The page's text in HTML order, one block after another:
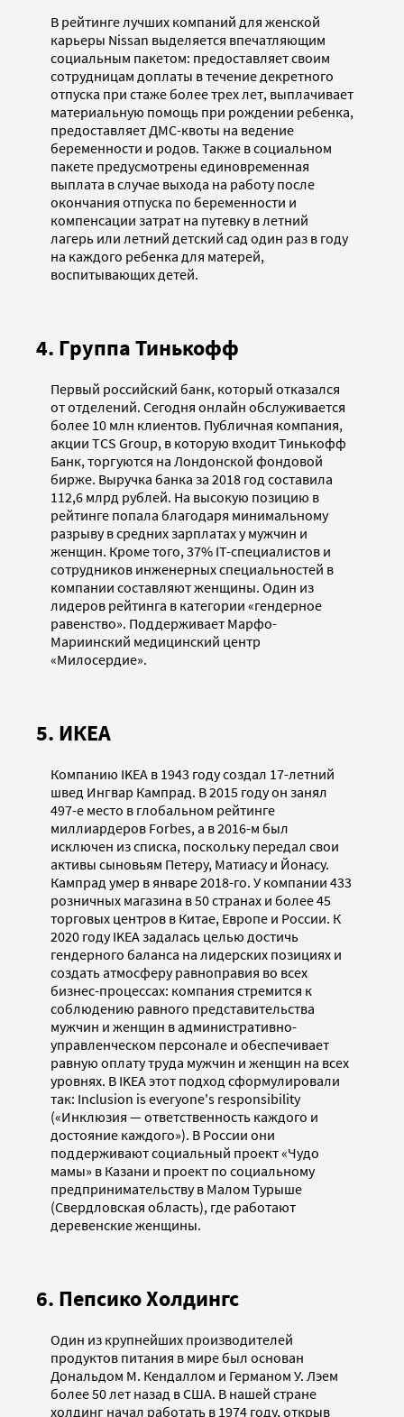
В рейтинге лучших компаний для женской
карьеры Nissan выделяется впечатляющим
социальным пакетом: предоставляет своим
сотрудницам доплаты в течение декретного
отпуска при стаже более трех лет, выплачивает
материальную помощь при рождении ребенка,
предоставляет ДМС-квоты на ведение
беременности и родов. Также в социальном
пакете предусмотрены единовременная
выплата в случае выхода на работу после
окончания отпуска по беременности и
компенсации затрат на путевку в летний
лагерь или летний детский сад один раз в году
на каждого ребенка для матерей,
воспитывающих детей.
4. Группа Тинькофф
Первый российский банк, который отказался
от отделений. Сегодня онлайн обслуживается
более 10 млн клиентов. Публичная компания,
акции TCS Group, в которую входит Тинькофф
Банк, торгуются на Лондонской фондовой
бирже. Выручка банка за 2018 год составила
112,6 млрд рублей. На высокую позицию в
рейтинге попала благодаря минимальному
разрыву в средних зарплатах у мужчин и
женщин. Кроме того, 37% IT-специалистов и
сотрудников инженерных специальностей в
компании составляют женщины. Один из
лидеров рейтинга в категории «гендерное
равенство». Поддерживает Марфо-
Мариинский медицинский центр
«Милосердие».
5. ИКЕА
Компанию IKEA в 1943 году создал 17-летний
швед Ингвар Кампрад. В 2015 году он занял
497-е место в глобальном рейтинге
миллиардеров Forbes, а в 2016-м был
исключен из списка, поскольку передал свои
активы сыновьям Петеру, Матиасу и Йонасу.
Кампрад умер в январе 2018-го. У компании 433
розничных магазина в 50 странах и более 45
торговых центров в Китае, Европе и России. К
2020 году IKEA задалась целью достичь
гендерного баланса на лидерских позициях и
создать атмосферу равноправия во всех
бизнес-процессах: компания стремится к
соблюдению равного представительства
мужчин и женщин в административно-
управленческом персонале и обеспечивает
равную оплату труда мужчин и женщин на всех
уровнях. В IKEA этот подход сформулировали
так: Inclusion is everyone's responsibility
(«Инклюзия — ответственность каждого и
достояние каждого»). В России они
поддерживают социальный проект «Чудо
мамы» в Казани и проект по социальному
предпринимательству в Малом Турыше
(Свердловская область), где работают
деревенские женщины.
6. Пепсико Холдингс
Один из крупнейших производителей
продуктов питания в мире был основан
Дональдом М. Кендаллом и Германом У. Лэем
более 50 лет назад в США. В нашей стране
холдинг начал работать в 1974 году, открыв